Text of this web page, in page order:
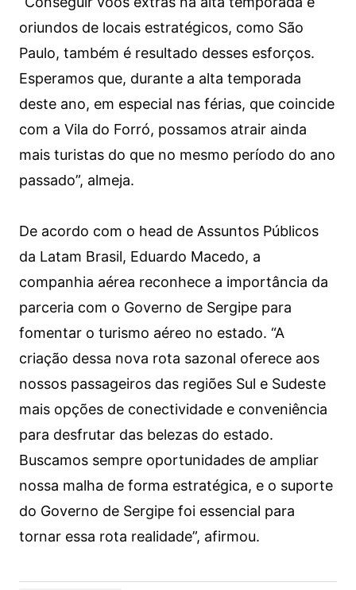
oriundos de locais estratégicos, como São
Paulo, também é resultado desses esforços.
Esperamos que, durante a alta temporada
deste ano, em especial nas férias, que coincide
com a Vila do Forró, possamos atrair ainda
mais turistas do que no mesmo período do ano
passado”, almeja.
De acordo com o head de Assuntos Públicos
da Latam Brasil, Eduardo Macedo, a
companhia aérea reconhece a importância da
parceria com o Governo de Sergipe para
fomentar o turismo aéreo no estado. “A
criação dessa nova rota sazonal oferece aos
nossos passageiros das regiões Sul e Sudeste
mais opções de conectividade e conveniência
para desfrutar das belezas do estado.
Buscamos sempre oportunidades de ampliar
nossa malha de forma estratégica, e o suporte
do Governo de Sergipe foi essencial para
tornar essa rota realidade”, afirmou.